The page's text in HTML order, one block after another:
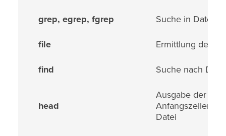
grep, egrep, fgrep Suche in Dateien
file Ermittlung des
find Suche nach
head
Ausgabe der
Anfangszeilen
Datei